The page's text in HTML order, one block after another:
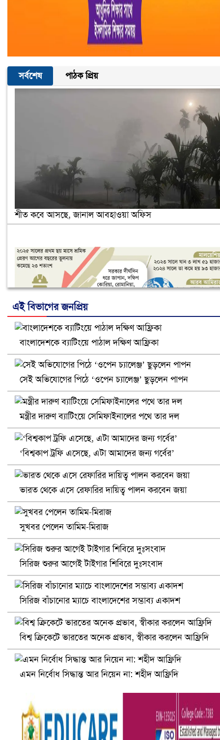
সর্বশেষ পাঠক প্রিয়
শীত কবে আসছে, জানাল আবহাওয়া অফিস
নানা সংকটে রিক্রুটিং এজেন্সি, হুমকির মুখে শ্রম রপ্তানি
খুলনায় বিএনপি অফিসে গুলি-বোমা হামলা, নিহত ১
প্রোটিয়াদের হারিয়ে বিশ্বকাপের শিরোপা ঘরে তুলল ভারত
এই বিভাগের জনপ্রিয়
বাংলাদেশকে ব্যাটিংয়ে পাঠাল দক্ষিণ আফ্রিকা
সেই অভিযোগের পিঠে ‘ওপেন চ্যালেঞ্জ’ ছুড়লেন পাপন
মন্ত্রীর দারুণ ব্যাটিংয়ে সেমিফাইনালের পথে তার দল
‘বিশ্বকাপ ট্রফি এসেছে, এটা আমাদের জন্য গর্বের’
ভারত থেকে এসে রেফারির দায়িত্ব পালন করবেন জয়া
সুখবর পেলেন তামিম-মিরাজ
সিরিজ শুরুর আগেই টাইগার শিবিরে দুঃসংবাদ
সিরিজ বাঁচানোর ম্যাচে বাংলাদেশের সম্ভাব্য একাদশ
বিশ্ব ক্রিকেটে ভারতের অনেক প্রভাব, স্বীকার করলেন আফ্রিদি
এমন নির্বোধ সিদ্ধান্ত আর নিয়েন না: শহীদ আফ্রিদি